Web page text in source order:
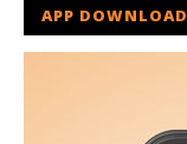
APP DOWNLOAD